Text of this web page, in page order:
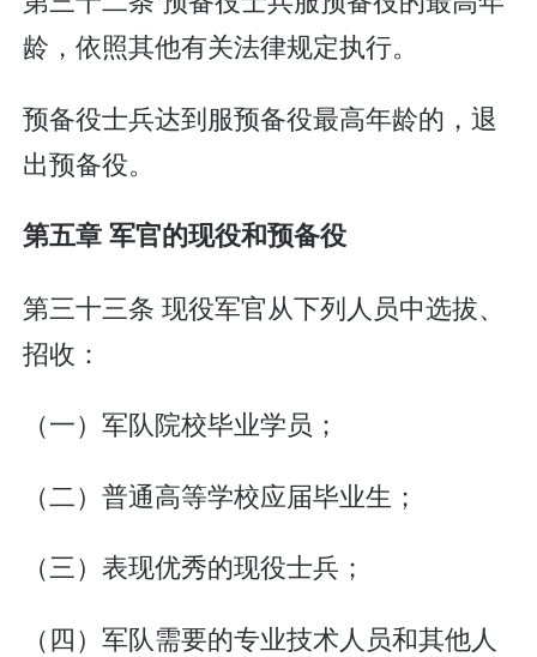
龄，依照其他有关法律规定执行。
预备役士兵达到服预备役最高年龄的，退
出预备役。
第五章 军官的现役和预备役
第三十三条 现役军官从下列人员中选拔、
招收：
（一）军队院校毕业学员；
（二）普通高等学校应届毕业生；
（三）表现优秀的现役士兵；
（四）军队需要的专业技术人员和其他人